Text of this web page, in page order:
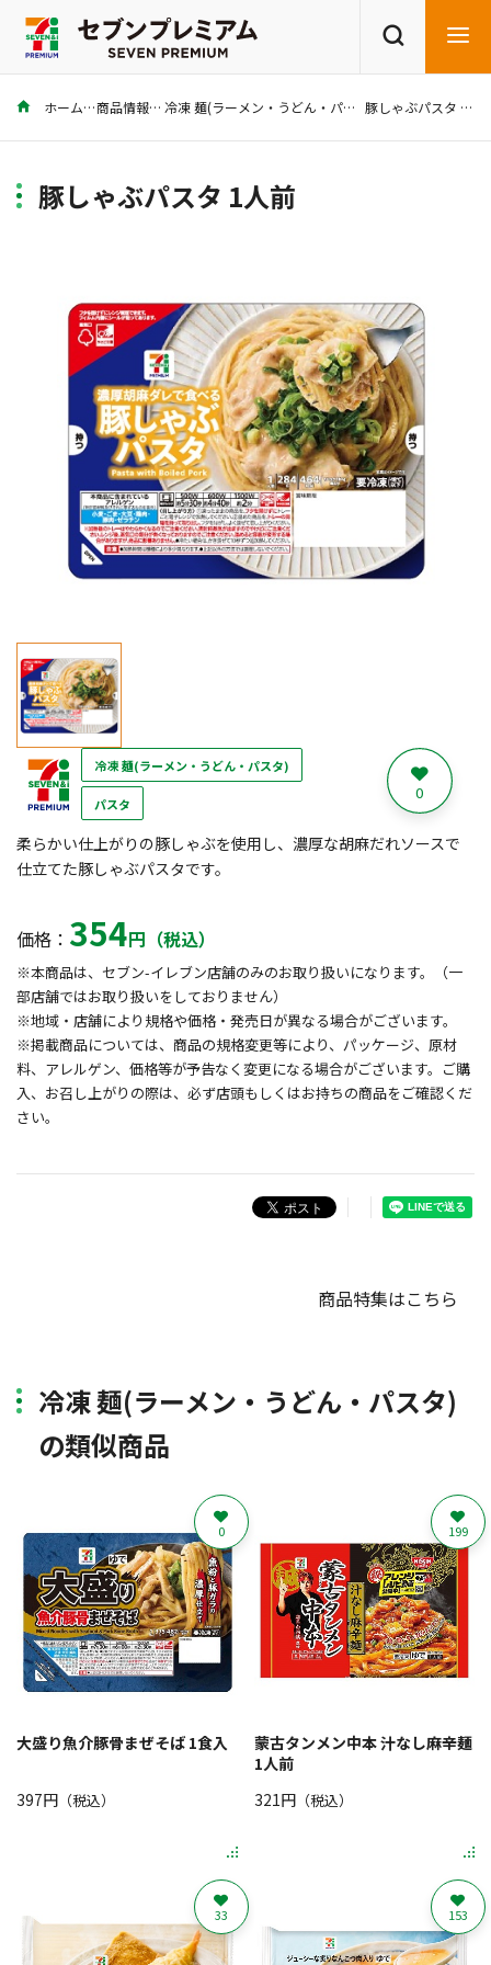
商品を探す
ホーム 商品情報 冷凍 麺(ラーメン・うどん・パスタ) 豚しゃぶパスタ 1人前
豚しゃぶパスタ 1人前
冷凍 麺(ラーメン・うどん・パスタ)
パスタ
0
柔らかい仕上がりの豚しゃぶを使用し、濃厚な胡麻だれソースで
仕立てた豚しゃぶパスタです。
価格： 354円（税込）
※本商品は、セブン-イレブン店舗のみのお取り扱いになります。（一
部店舗ではお取り扱いをしておりません）
※地域・店舗により規格や価格・発売日が異なる場合がございます。
※掲載商品については、商品の規格変更等により、パッケージ、原材
料、アレルゲン、価格等が予告なく変更になる場合がございます。ご購
入、お召し上がりの際は、必ず店頭もしくはお持ちの商品をご確認くだ
さい。
商品特集はこちら
冷凍 麺(ラーメン・うどん・パスタ)
の類似商品
大盛り魚介豚骨まぜそば 1食入
397円 （税込）
0
蒙古タンメン中本 汁なし麻辛麺
1人前
321円（税込）
199
33 153